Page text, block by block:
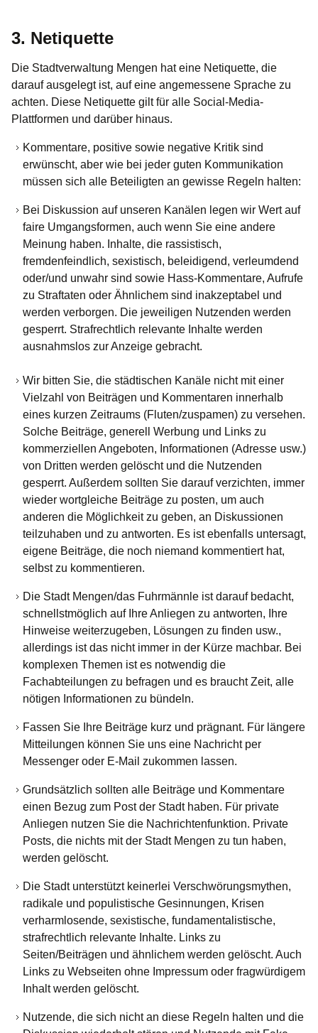
3. Netiquette
Die Stadtverwaltung Mengen hat eine Netiquette, die
darauf ausgelegt ist, auf eine angemessene Sprache zu
achten. Diese Netiquette gilt für alle Social-Media-
Plattformen und darüber hinaus.
Kommentare, positive sowie negative Kritik sind
erwünscht, aber wie bei jeder guten Kommunikation
müssen sich alle Beteiligten an gewisse Regeln halten:
Bei Diskussion auf unseren Kanälen legen wir Wert auf
faire Umgangsformen, auch wenn Sie eine andere
Meinung haben. Inhalte, die rassistisch,
fremdenfeindlich, sexistisch, beleidigend, verleumdend
oder/und unwahr sind sowie Hass-Kommentare, Aufrufe
zu Straftaten oder Ähnlichem sind inakzeptabel und
werden verborgen. Die jeweiligen Nutzenden werden
gesperrt. Strafrechtlich relevante Inhalte werden
ausnahmslos zur Anzeige gebracht.
Wir bitten Sie, die städtischen Kanäle nicht mit einer
Vielzahl von Beiträgen und Kommentaren innerhalb
eines kurzen Zeitraums (Fluten/zuspamen) zu versehen.
Solche Beiträge, generell Werbung und Links zu
kommerziellen Angeboten, Informationen (Adresse usw.)
von Dritten werden gelöscht und die Nutzenden
gesperrt. Außerdem sollten Sie darauf verzichten, immer
wieder wortgleiche Beiträge zu posten, um auch
anderen die Möglichkeit zu geben, an Diskussionen
teilzuhaben und zu antworten. Es ist ebenfalls untersagt,
eigene Beiträge, die noch niemand kommentiert hat,
selbst zu kommentieren.
Die Stadt Mengen/das Fuhrmännle ist darauf bedacht,
schnellstmöglich auf Ihre Anliegen zu antworten, Ihre
Hinweise weiterzugeben, Lösungen zu finden usw.,
allerdings ist das nicht immer in der Kürze machbar. Bei
komplexen Themen ist es notwendig die
Fachabteilungen zu befragen und es braucht Zeit, alle
nötigen Informationen zu bündeln.
Fassen Sie Ihre Beiträge kurz und prägnant. Für längere
Mitteilungen können Sie uns eine Nachricht per
Messenger oder E-Mail zukommen lassen.
Grundsätzlich sollten alle Beiträge und Kommentare
einen Bezug zum Post der Stadt haben. Für private
Anliegen nutzen Sie die Nachrichtenfunktion. Private
Posts, die nichts mit der Stadt Mengen zu tun haben,
werden gelöscht.
Die Stadt unterstützt keinerlei Verschwörungsmythen,
radikale und populistische Gesinnungen, Krisen
verharmlosende, sexistische, fundamentalistische,
strafrechtlich relevante Inhalte. Links zu
Seiten/Beiträgen und ähnlichem werden gelöscht. Auch
Links zu Webseiten ohne Impressum oder fragwürdigem
Inhalt werden gelöscht.
Nutzende, die sich nicht an diese Regeln halten und die